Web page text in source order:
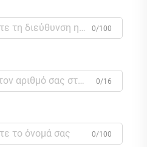
0/100
0/16
0/100